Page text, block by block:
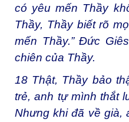
có yêu mến Thầy
Thầy, Thầy biết rõ
mến Thầy.” Đức
chiên của Thầy.
18 Thật, Thầy bảo
trẻ, anh tự mình thắt
Nhưng khi đã về già,